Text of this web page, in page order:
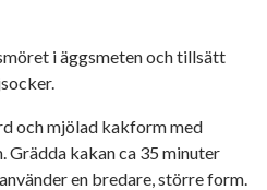
i äggsmeten och tillsätt
och mjölad kakform med
Grädda kakan ca 35 minuter
en bredare, större form.